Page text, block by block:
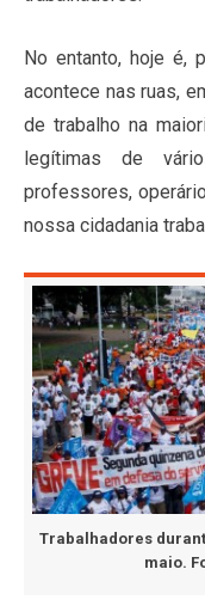
No entanto, hoje é,
acontece nas ruas,
de trabalho na
legítimas de
professores,
nossa cidadania
Trabalhadores
maio.